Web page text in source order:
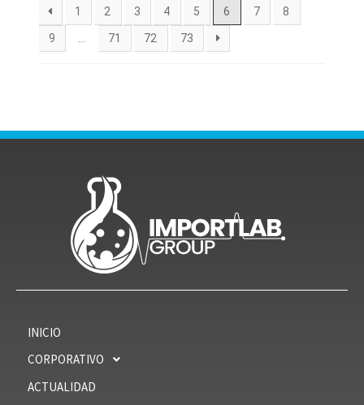
1 2 3 4 5 6 7 8
9 … 71 72 73
INICIO
CORPORATIVO
ACTUALIDAD